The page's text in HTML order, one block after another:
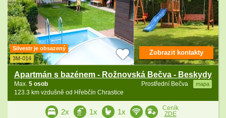
Silvestr je obsazený
3M-014
Apartmán s bazénem - Rožnovská Bečva - Beskydy
Prostřední Bečva mapa
Max. 5 osob
123.3 km vzdušně od Hřebčín Chrastice
Zobrazit kontakty
2x 1x 1x
Ceník
ZDE